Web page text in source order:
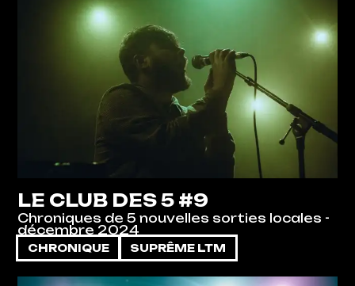
LE CLUB DES 5 #9
Chroniques de 5 nouvelles sorties locales -
décembre 2024
CHRONIQUE SUPRÊME LTM